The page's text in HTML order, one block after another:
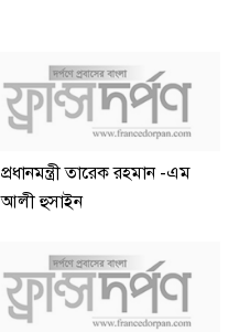
প্রধানমন্ত্রী তারেক রহমান -এম
আলী হুসাইন